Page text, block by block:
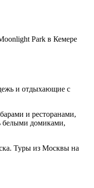
Park в Кемере
и отдыхающие с
и ресторанами,
белыми домиками,
Туры из Москвы на